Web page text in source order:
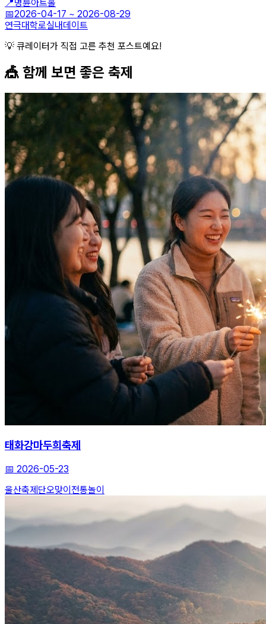
📍명륜아트홀
📅2026-04-17 ~ 2026-08-29
연극대학로실내데이트
💡 큐레이터가 직접 고른 추천 포스트예요!
🎪 함께 보면 좋은 축제
태화강마두희축제
📅 2026-05-23
울산축제 단오맞이 전통놀이